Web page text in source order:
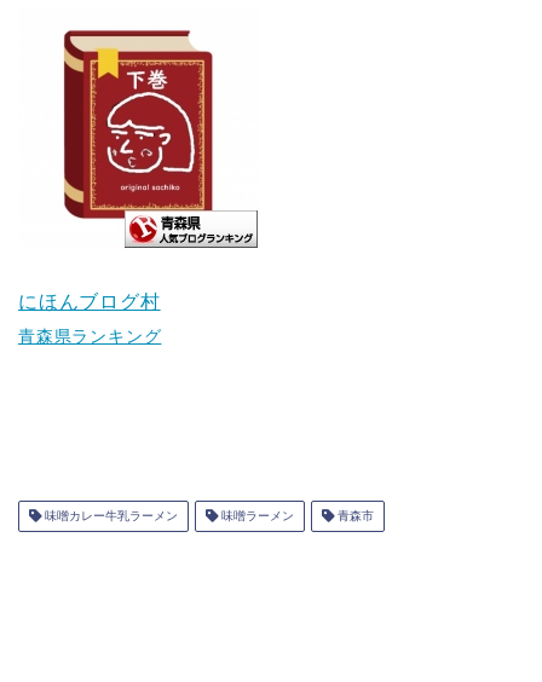
にほんブログ村
青森県ランキング
味噌カレー牛乳ラーメン 味噌ラーメン 青森市